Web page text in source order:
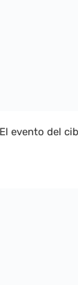
evento del